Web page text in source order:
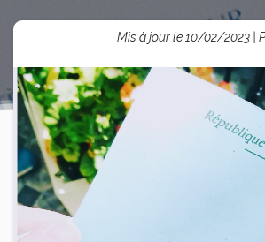
Mis à jour le 10/02/2023 |